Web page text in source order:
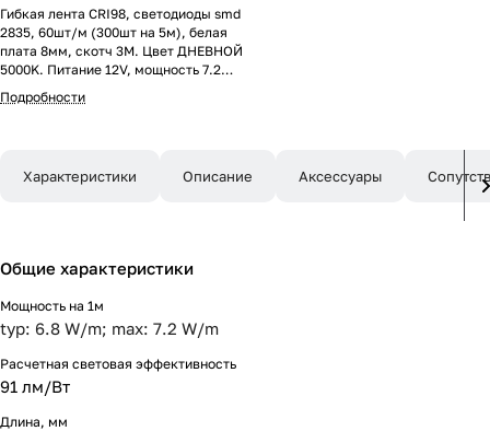
Гибкая лента CRI98, светодиоды smd
2835, 60шт/м (300шт на 5м), белая
плата 8мм, скотч 3М. Цвет ДНЕВНОЙ
5000K. Питание 12V, мощность 7.2
Вт/м (36 Вт на 5м), угол 120°, очень
высокая цветопередача CRI=95..98.
Подробности
Характеристики Описание Аксессуары
Общие характеристики
Мощность на 1м
typ: 6.8 W/m; max: 7.2 W/m
Расчетная световая эффективность
91 лм/Вт
Длина, мм